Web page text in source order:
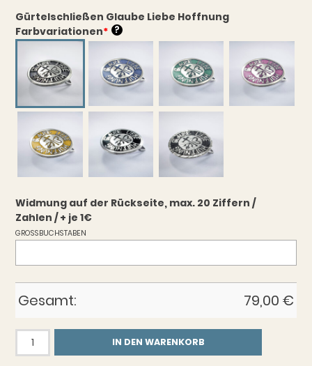
Gürtelschließen Glaube Liebe Hoffnung
Farbvariationen* ?
Widmung auf der Rückseite, max. 20 Ziffern /
Zahlen / + je 1€
GROSSBUCHSTABEN
Gesamt: 79,00 €
Gürtelschließe
Glaube
IN DEN WARENKORB